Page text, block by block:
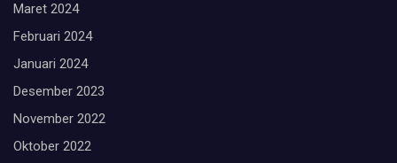
Maret 2024
Februari 2024
Januari 2024
Desember 2023
November 2022
Oktober 2022